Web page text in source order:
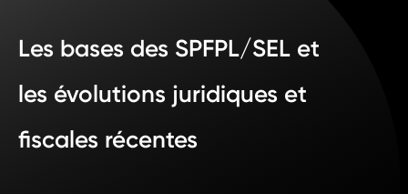
Les bases des SPFPL/SEL et
les évolutions juridiques et
fiscales récentes